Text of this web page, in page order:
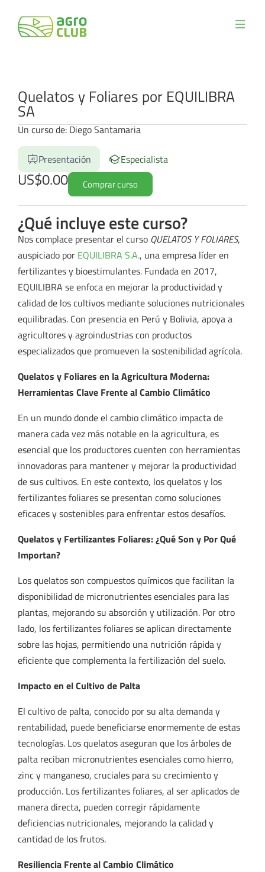
Quelatos y Foliares por EQUILIBRA
SA
Un curso de: Diego Santamaria
Presentación Especialista
US$0.00 Comprar curso
¿Qué incluye este curso?
Nos complace presentar el curso QUELATOS Y FOLIARES,
auspiciado por EQUILIBRA S.A., una empresa líder en
fertilizantes y bioestimulantes. Fundada en 2017,
EQUILIBRA se enfoca en mejorar la productividad y
calidad de los cultivos mediante soluciones nutricionales
equilibradas. Con presencia en Perú y Bolivia, apoya a
agricultores y agroindustrias con productos
especializados que promueven la sostenibilidad agrícola.
Quelatos y Foliares en la Agricultura Moderna:
Herramientas Clave Frente al Cambio Climático
En un mundo donde el cambio climático impacta de
manera cada vez más notable en la agricultura, es
esencial que los productores cuenten con herramientas
innovadoras para mantener y mejorar la productividad
de sus cultivos. En este contexto, los quelatos y los
fertilizantes foliares se presentan como soluciones
eficaces y sostenibles para enfrentar estos desafíos.
Quelatos y Fertilizantes Foliares: ¿Qué Son y Por Qué
Importan?
Los quelatos son compuestos químicos que facilitan la
disponibilidad de micronutrientes esenciales para las
plantas, mejorando su absorción y utilización. Por otro
lado, los fertilizantes foliares se aplican directamente
sobre las hojas, permitiendo una nutrición rápida y
eficiente que complementa la fertilización del suelo.
Impacto en el Cultivo de Palta
El cultivo de palta, conocido por su alta demanda y
rentabilidad, puede beneficiarse enormemente de estas
tecnologías. Los quelatos aseguran que los árboles de
palta reciban micronutrientes esenciales como hierro,
zinc y manganeso, cruciales para su crecimiento y
producción. Los fertilizantes foliares, al ser aplicados de
manera directa, pueden corregir rápidamente
deficiencias nutricionales, mejorando la calidad y
cantidad de los frutos.
Resiliencia Frente al Cambio Climático